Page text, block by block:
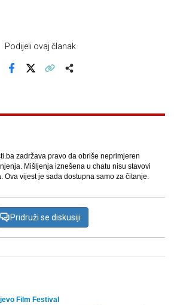
Podijeli ovaj članak
zadržava pravo da obriše neprimjeren
Mišljenja iznešena u chatu nisu stavovi
Ova vijest je sada dostupna samo za čitanje.
Pridruži se diskusiji
Film Festival